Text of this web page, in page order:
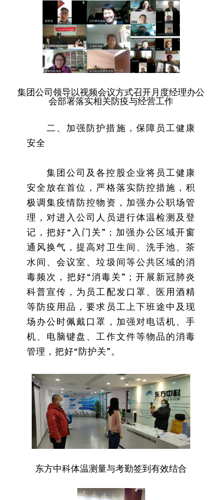
集团公司领导以视频会议方式召开月度经理办公
会部署落实相关防疫与经营工作
二、加强防护措施，保障员工健康
安全
集团公司及各控股企业将员工健康
安全放在首位，严格落实防控措施，积
极调集疫情防控物资，加强办公职场管
理，对进入公司人员进行体温检测及登
记，把好“入门关”；加强办公区域开窗
通风换气，提高对卫生间、洗手池、茶
水间、会议室、垃圾间等公共区域的消
毒频次，把好“消毒关”；开展新冠肺炎
科普宣传，为员工配发口罩、医用酒精
等防疫用品，要求员工上下班途中及现
场办公时佩戴口罩，加强对电话机、手
机、电脑键盘、工作文件等物品的消毒
管理，把好“防护关”。
东方中科体温测量与考勤签到有效结合